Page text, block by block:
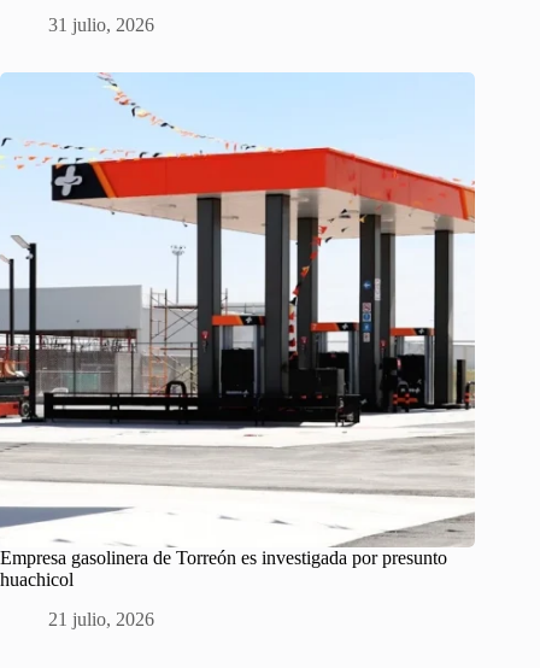
31 julio, 2026
Empresa gasolinera de Torreón es investigada por presunto
huachicol
21 julio, 2026